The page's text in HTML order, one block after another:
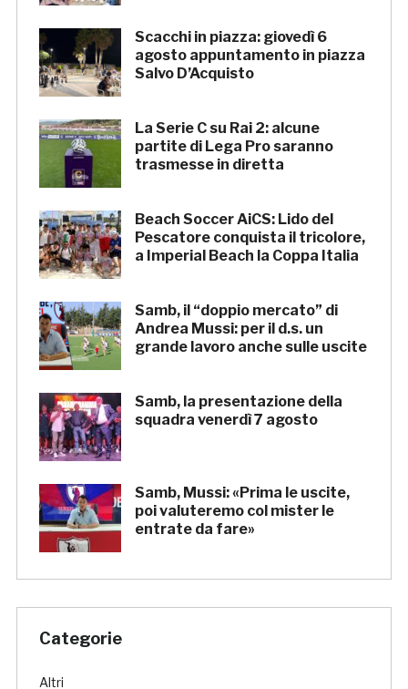
Scacchi in piazza: giovedì 6
agosto appuntamento in piazza
Salvo D’Acquisto
La Serie C su Rai 2: alcune
partite di Lega Pro saranno
trasmesse in diretta
Beach Soccer AiCS: Lido del
Pescatore conquista il tricolore,
a Imperial Beach la Coppa Italia
Samb, il “doppio mercato” di
Andrea Mussi: per il d.s. un
grande lavoro anche sulle uscite
Samb, la presentazione della
squadra venerdì 7 agosto
Samb, Mussi: «Prima le uscite,
poi valuteremo col mister le
entrate da fare»
Categorie
Altri